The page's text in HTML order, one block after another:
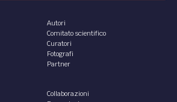
Autori
Comitato scientifico
Curatori
Fotografi
Partner
Collaborazioni